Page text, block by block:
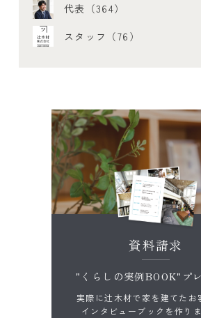
代表（364）
スタッフ（76）
資料請求
"くらしの実例BOOK"プ
実際に辻木材で家を建てたお
インタビューブックを作りま